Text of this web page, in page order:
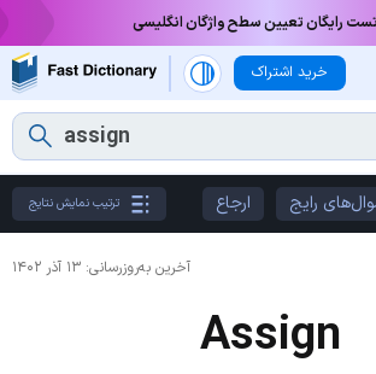
تست رایگان تعیین سطح واژگان انگلیسی
خرید اشتراک
رایج ارجاع ترتیب نمایش نتایج
آخرین به‌روزرسانی: ۱۳ آذر ۱۴۰۲
Assign